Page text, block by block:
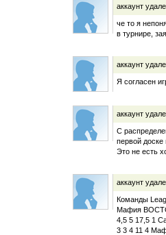
аккаунт
че то я
в турнире,
аккаунт
Я согласен
аккаунт
С
первой доске
Это не есть
аккаунт
Команды
Мафия
4,5 5 17,5 1
3 3 4 11 4